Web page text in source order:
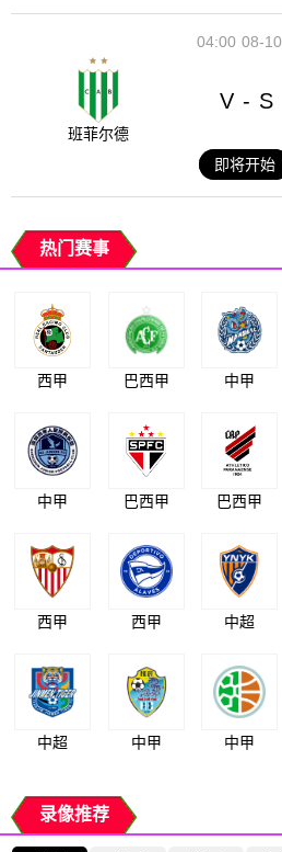
08-10
04:00
班菲尔德
V - S
即将开始
热门赛事
西甲 巴西甲 中甲
中甲 巴西甲 巴西甲
西甲 西甲 中超
中超 中甲 中甲
录像推荐